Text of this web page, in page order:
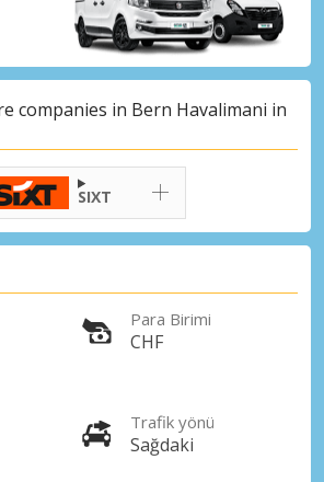
companies in Bern Havalimani in
SIXT
Para Birimi
CHF
Trafik yönü
Sağdaki